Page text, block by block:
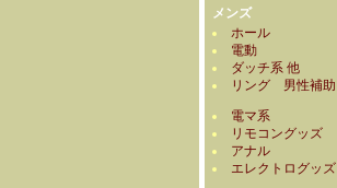
メンズ
ホール
電動
ダッチ系 他
リング 男性補助
電マ系
リモコングッズ
アナル
エレクトログッズ